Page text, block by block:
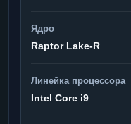
Ядро
Raptor Lake-R
Линейка процессора
Intel Core i9